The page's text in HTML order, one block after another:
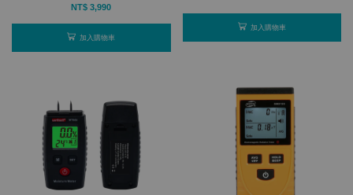
NT$ 3,990
加入購物車
加入購物車